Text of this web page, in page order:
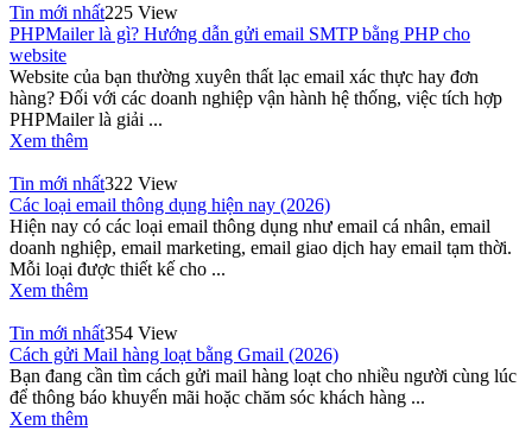
Tin mới nhất225 View
PHPMailer là gì? Hướng dẫn gửi email SMTP bằng PHP cho
website
Website của bạn thường xuyên thất lạc email xác thực hay đơn
hàng? Đối với các doanh nghiệp vận hành hệ thống, việc tích hợp
PHPMailer là giải ...
Xem thêm
Tin mới nhất322 View
Các loại email thông dụng hiện nay (2026)
Hiện nay có các loại email thông dụng như email cá nhân, email
doanh nghiệp, email marketing, email giao dịch hay email tạm thời.
Mỗi loại được thiết kế cho ...
Xem thêm
Tin mới nhất354 View
Cách gửi Mail hàng loạt bằng Gmail (2026)
Bạn đang cần tìm cách gửi mail hàng loạt cho nhiều người cùng lúc
để thông báo khuyến mãi hoặc chăm sóc khách hàng ...
Xem thêm